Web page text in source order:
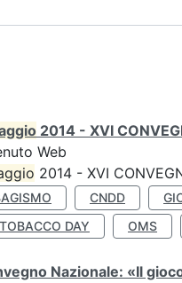
2014 - XVI
Web
2014 - XVI
CNDD
DAY
OMS
Nazionale: «Il